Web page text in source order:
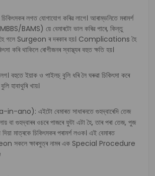
চিকিৎসকৰ লগত যোগাযোগ কৰিৱ লাগে। আৰাম্ভনিতে মৰামৰ্শ
BAMS) য়ে বেমাৰটো ভাল কৰিৱ পাৰে, কিন্তু
Surgeon ৰ দৰকাৰ হয়। Complications হৈ
কৰি থাকিলে ৰোগীজনৰ স্বাস্থ্যৰ বহুত ক্ষতি হয়।
বহুতে ইয়াক ও পাইলচ্ বুলি ধৰি লৈ ঘৰুৱা চিকিৎসা কৰে
হাবাথুৰি খায়।
in-ano): এইটো বেমাৰত সাধাৰনতে গুহদ্বাৰেদি তেজ
গুহদ্বাৰৰ ওচৰে পাজৰে ফুটা এটা হৈ, তাৰ পৰা তেজ, পুজ
মাত্ৰকে চিকিৎসকৰ পৰামৰ্শ লওক। এই বেমাৰত
সকলে ক্ষাৰসুত্ৰ নামৰ এক Special Procedure